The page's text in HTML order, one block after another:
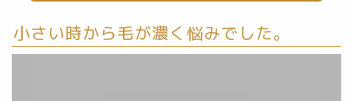
小さい時から毛が濃く悩みでした。